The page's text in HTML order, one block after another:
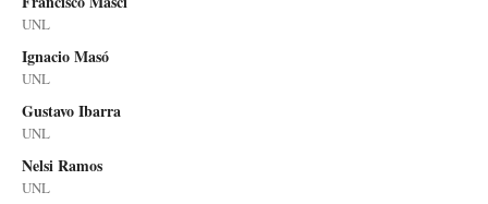
UNL
Ignacio Masó
UNL
Gustavo Ibarra
UNL
Nelsi Ramos
UNL